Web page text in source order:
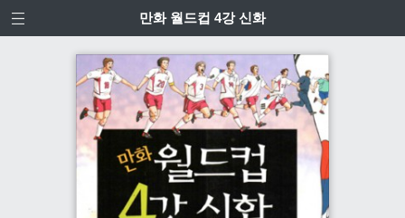
만화 월드컵 4강 신화